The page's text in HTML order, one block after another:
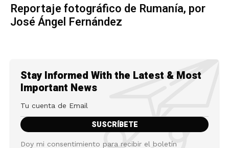
Reportaje fotográfico de Rumanía, por
José Ángel Fernández
Stay Informed With the Latest & Most
Important News
Doy mi consentimiento para recibir el boletín